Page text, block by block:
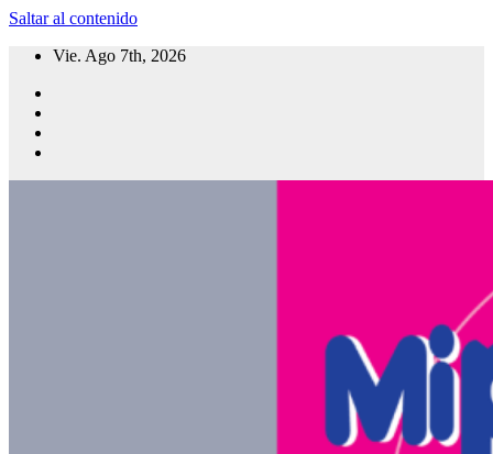
Saltar al contenido
Vie. Ago 7th, 2026